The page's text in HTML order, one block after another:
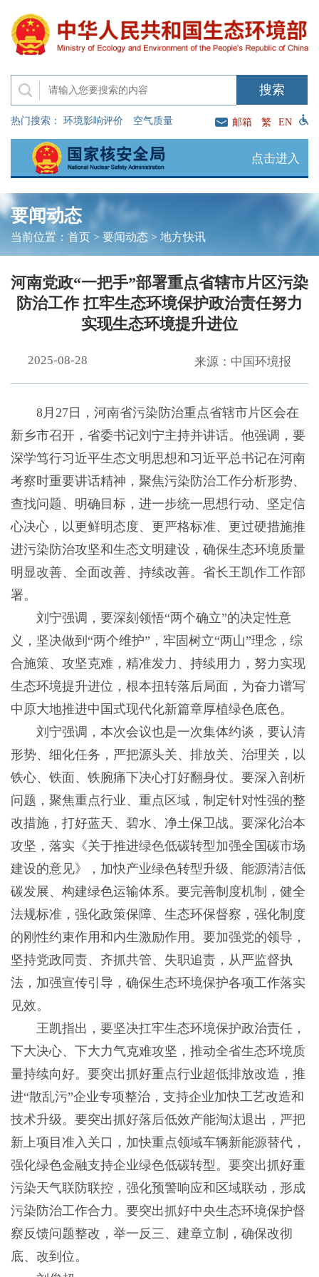
热门搜索： 环境影响评价 空气质量 邮箱 繁 EN
点击进入
要闻动态
当前位置： 首页> 要闻动态 > 地方快讯
河南党政“一把手”部署重点省辖市片区污染
防治工作 扛牢生态环境保护政治责任努力
实现生态环境提升进位
2025-08-28 来源：中国环境报
8月27日，河南省污染防治重点省辖市片区会在
新乡市召开，省委书记刘宁主持并讲话。他强调，要
深学笃行习近平生态文明思想和习近平总书记在河南
考察时重要讲话精神，聚焦污染防治工作分析形势、
查找问题、明确目标，进一步统一思想行动、坚定信
心决心，以更鲜明态度、更严格标准、更过硬措施推
进污染防治攻坚和生态文明建设，确保生态环境质量
明显改善、全面改善、持续改善。省长王凯作工作部
署。
刘宁强调，要深刻领悟“两个确立”的决定性意
义，坚决做到“两个维护”，牢固树立“两山”理念，综
合施策、攻坚克难，精准发力、持续用力，努力实现
生态环境提升进位，根本扭转落后局面，为奋力谱写
中原大地推进中国式现代化新篇章厚植绿色底色。
刘宁强调，本次会议也是一次集体约谈，要认清
形势、细化任务，严把源头关、排放关、治理关，以
铁心、铁面、铁腕痛下决心打好翻身仗。要深入剖析
问题，聚焦重点行业、重点区域，制定针对性强的整
改措施，打好蓝天、碧水、净土保卫战。要深化治本
攻坚，落实《关于推进绿色低碳转型加强全国碳市场
建设的意见》，加快产业绿色转型升级、能源清洁低
碳发展、构建绿色运输体系。要完善制度机制，健全
法规标准，强化政策保障、生态环保督察，强化制度
的刚性约束作用和内生激励作用。要加强党的领导，
坚持党政同责、齐抓共管、失职追责，从严监督执
法，加强宣传引导，确保生态环境保护各项工作落实
见效。
王凯指出，要坚决扛牢生态环境保护政治责任，
下大决心、下大力气克难攻坚，推动全省生态环境质
量持续向好。要突出抓好重点行业超低排放改造，推
进“散乱污”企业专项整治，支持企业加快工艺改造和
技术升级。要突出抓好落后低效产能淘汰退出，严把
新上项目准入关口，加快重点领域车辆新能源替代，
强化绿色金融支持企业绿色低碳转型。要突出抓好重
污染天气联防联控，强化预警响应和区域联动，形成
污染防治工作合力。要突出抓好中央生态环境保护督
察反馈问题整改，举一反三、建章立制，确保改彻
底、改到位。